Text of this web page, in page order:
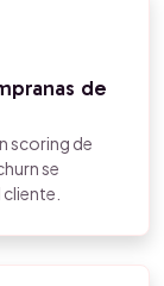
de
scoring de
se